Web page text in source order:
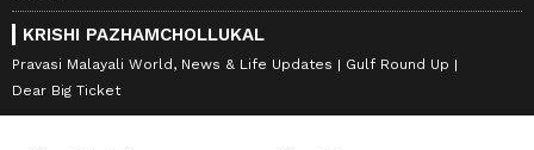
KRISHI PAZHAMCHOLLUKAL
Pravasi Malayali World, News & Life Updates
Gulf Round Up
Dear Big Ticket